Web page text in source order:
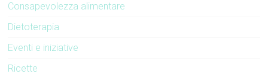
Consapevolezza alimentare
Dietoterapia
Eventi e iniziative
Ricette